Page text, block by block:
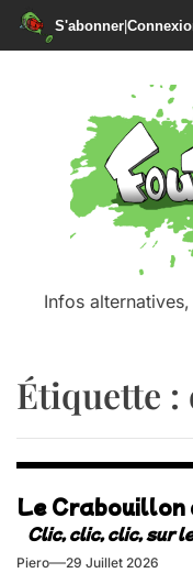
S'abonner|
Infos
Étiquette :
Le Crabouillon
Piero 29 Juillet 2026